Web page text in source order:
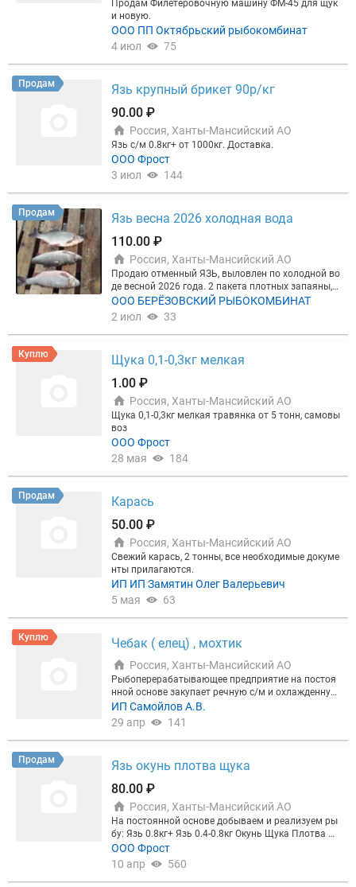
Продам Филетеровочную машину ФМ-45 для щук
и новую.
ООО ПП Октябрьский рыбокомбинат
4 июл
75
Продам
Язь крупный брикет 90р/кг
90.00 ₽
Россия, Ханты-Мансийский АО
Язь с/м 0.8кг+ от 1000кг. Доставка.
ООО Фрост
3 июл
144
Продам
Язь весна 2026 холодная вода
110.00 ₽
Россия, Ханты-Мансийский АО
Продаю отменный ЯЗЬ, выловлен по холодной во
де весной 2026 года. 2 пакета плотных запаяны, с
верху новый мешок, зашит прочными нитками. П
ласт заморозка, вес 0,8-1,5 кг, в среднем одна рыб
на месте без доставки. Можем организовать в лю
ООО БЕРЁЗОВСКИЙ РЫБОКОМБИНАТ
2 июл
33
Куплю
Щука 0,1-0,3кг мелкая
1.00 ₽
Россия, Ханты-Мансийский АО
Щука 0,1-0,3кг мелкая травянка от 5 тонн, самовы
воз
ООО Фрост
28 мая
184
Продам
Карась
50.00 ₽
Россия, Ханты-Мансийский АО
Свежий карась, 2 тонны, все необходимые докуме
нты прилагаются.
ИП ИП Замятин Олег Валерьевич
5 мая
63
Куплю Чебак ( елец) , мохтик
Россия, Ханты-Мансийский АО
Рыбоперерабатывающее предприятие на постоя
нной основе закупает речную с/м и охлажденную
рыбу : Чебак ( Елец) ,Мохтик. Оплата по договорен
ости.
ИП Самойлов А.В.
29 апр
141
Продам
Язь окунь плотва щука
80.00 ₽
Россия, Ханты-Мансийский АО
На постоянной основе добываем и реализуем ры
бу: Язь 0.8кг+ Язь 0.4-0.8кг Окунь Щука Плотва Са
мовывоз или доставка. Отгрузка от 5 тонн.
ООО Фрост
10 апр
560